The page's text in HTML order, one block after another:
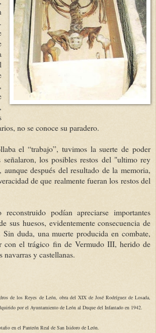
no se conoce su paradero.
el “trabajo”, tuvimos la suerte de poder
señalaron, los posibles restos del "ultimo rey
después del resultado de la memoria,
de que realmente fueran los restos del
reconstruido podían apreciarse importantes
sus huesos, evidentemente consecuencia de
Sin duda, una muerte producida en combate,
con el trágico fin de Vermudo III, herido de
navarras y castellanas.
de los Reyes de León, obra del XIX de José Rodríguez de Losada,
por el Ayuntamiento de León al Duque del Infantado en 1942.
en el Panteón Real de San Isidoro de León.